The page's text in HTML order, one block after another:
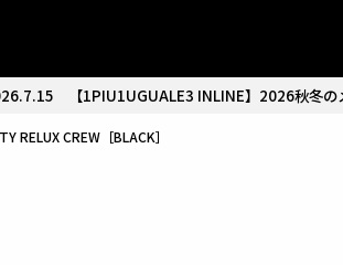
【1PIU1UGUALE3 INLINE】2026秋冬の
RELUX CREW［BLACK］